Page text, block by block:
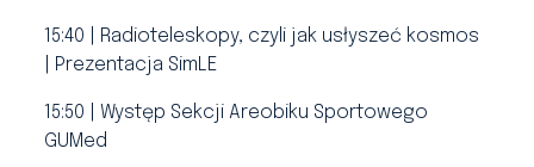
15:40 | Radioteleskopy, czyli jak usłyszeć kosmos
| Prezentacja SimLE
15:50 | Występ Sekcji Areobiku Sportowego
GUMed